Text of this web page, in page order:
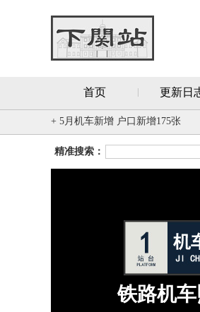
首页 更新日
+ 5月机车新增 户口新增175张
精准搜索：
铁路机